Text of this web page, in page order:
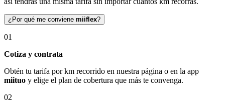
¿Por qué me conviene miiflex?
01
Cotiza y contrata
Obtén tu tarifa por km recorrido en nuestra página o en la app
miituo y elige el plan de cobertura que más te convenga.
02